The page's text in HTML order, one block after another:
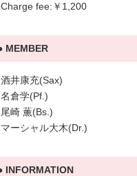
Charge fee:￥1,200
MEMBER
酒井康充(Sax)
名倉学(Pf.)
尾崎 薫(Bs.)
マーシャル大木(Dr.)
INFORMATION